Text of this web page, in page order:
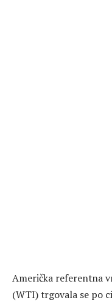
Američka referentna
(WTI) trgovala se po